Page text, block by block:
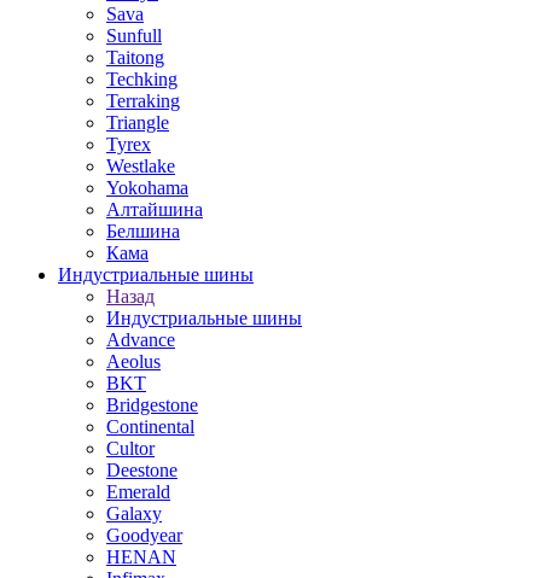
Sava
Sunfull
Taitong
Techking
Terraking
Triangle
Tyrex
Westlake
Yokohama
Алтайшина
Белшина
Кама
Индустриальные шины
Назад
Индустриальные шины
Advance
Aeolus
BKT
Bridgestone
Continental
Cultor
Deestone
Emerald
Galaxy
Goodyear
HENAN